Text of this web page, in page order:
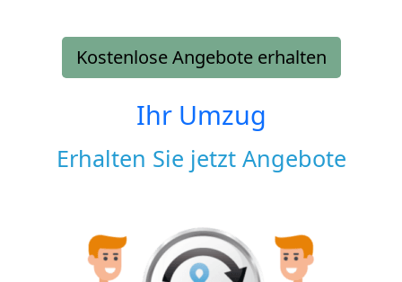
Kostenlose Angebote erhalten
Ihr Umzug
Erhalten Sie jetzt Angebote